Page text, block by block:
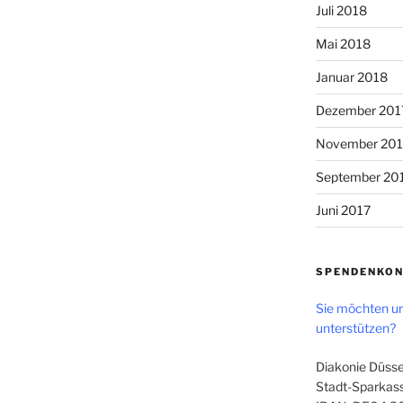
Juli 2018
Mai 2018
Januar 2018
Dezember
November
September
Juni 2017
Sie möchten
unterstützen?
Diakonie
Stadt-